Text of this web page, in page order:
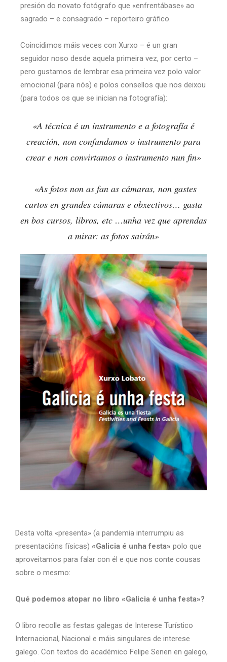
presión do novato fotógrafo que «enfrentábase» ao
sagrado – e consagrado – reporteiro gráfico.
Coincidimos máis veces con Xurxo – é un gran
seguidor noso desde aquela primeira vez, por certo –
pero gustamos de lembrar esa primeira vez polo valor
emocional (para nós) e polos consellos que nos deixou
(para todos os que se inician na fotografía):
«A técnica é un instrumento e a fotografía é
creación, non confundamos o instrumento para
crear e non convirtamos o instrumento nun fin»
«As fotos non as fan as cámaras, non gastes
cartos en grandes cámaras e obxectivos… gasta
en bos cursos, libros, etc …unha vez que aprendas
a mirar: as fotos sairán»
Desta volta «presenta» (a pandemia interrumpiu as
presentacións físicas) «Galicia é unha festa» polo que
aproveitamos para falar con él e que nos conte cousas
sobre o mesmo:
Qué podemos atopar no libro «Galicia é unha festa»?
O libro recolle as festas galegas de Interese Turístico
Internacional, Nacional e máis singulares de interese
galego. Con textos do académico Felipe Senen en galego,